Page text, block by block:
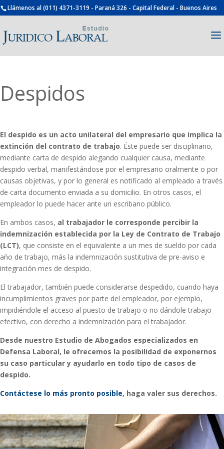
Llámenos al (011) 4371-3119 - Paraná 326 - Capital Federal - Buenos Aires
Despidos
El despido es un acto unilateral del empresario que implica la
extinción del contrato de trabajo. Éste puede ser disciplinario,
mediante carta de despido alegando cualquier causa, mediante
despido verbal, manifestándose por el empresario oralmente o por
causas objetivas, y por lo general es notificado al empleado a través
de carta documento enviada a su domicilio. En otros casos, el
empleador lo puede hacer ante un escribano público.
En ambos casos, al trabajador le corresponde percibir la
indemnización establecida por la Ley de Contrato de Trabajo
(LCT), que consiste en el equivalente a un mes de sueldo por cada
año de trabajo, más la indemnización sustitutiva de pre-aviso e
integración mes de despido.
El trabajador, también puede considerarse despedido, cuando haya
incumplimientos graves por parte del empleador, por ejemplo,
impidiéndole el acceso al puesto de trabajo o no dándole trabajo
efectivo, con derecho a indemnización para el trabajador.
Desde nuestro Estudio de Abogados especializados en
Defensa Laboral, le ofrecemos la posibilidad de exponernos
su caso particular y ayudarlo en todo tipo de casos de
despido.
Contáctese lo más pronto posible, haga valer sus derechos.